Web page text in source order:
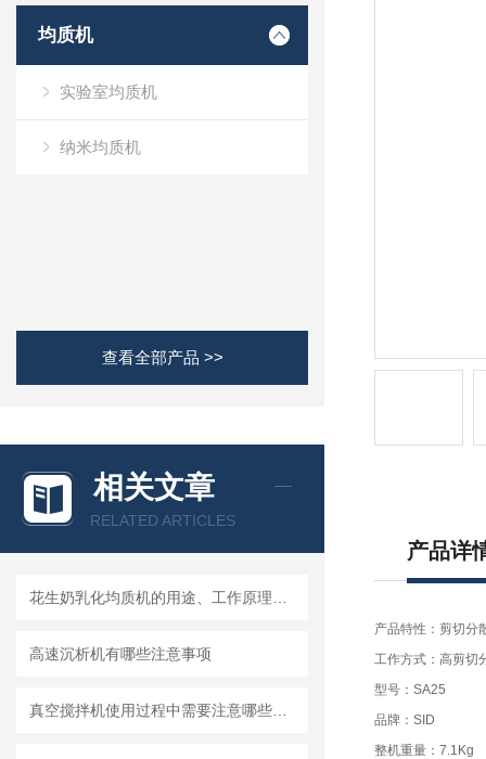
均质机
实验室均质机
纳米均质机
查看全部产品 >>
相关文章
RELATED ARTICLES
高速沉析机有哪些注意事项
产品详
产品特性：剪切分
工作方式：高剪切
型号：SA25
品牌：SID
整机重量：7.1Kg